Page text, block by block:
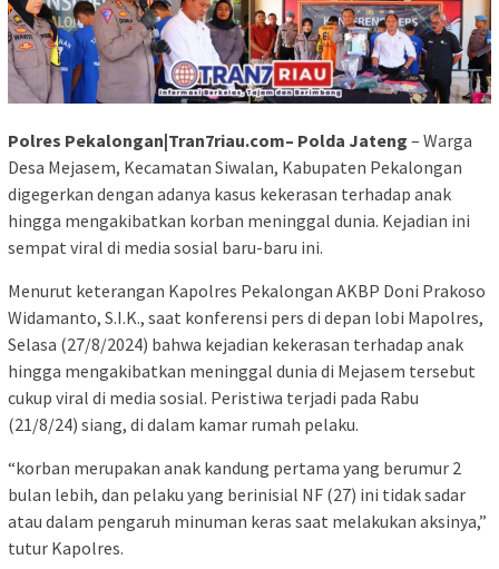
Polres Pekalongan|Tran7riau.com– Polda Jateng – Warga
Desa Mejasem, Kecamatan Siwalan, Kabupaten Pekalongan
digegerkan dengan adanya kasus kekerasan terhadap anak
hingga mengakibatkan korban meninggal dunia. Kejadian ini
sempat viral di media sosial baru-baru ini.
Menurut keterangan Kapolres Pekalongan AKBP Doni Prakoso
Widamanto, S.I.K., saat konferensi pers di depan lobi Mapolres,
Selasa (27/8/2024) bahwa kejadian kekerasan terhadap anak
hingga mengakibatkan meninggal dunia di Mejasem tersebut
cukup viral di media sosial. Peristiwa terjadi pada Rabu
(21/8/24) siang, di dalam kamar rumah pelaku.
“korban merupakan anak kandung pertama yang berumur 2
bulan lebih, dan pelaku yang berinisial NF (27) ini tidak sadar
atau dalam pengaruh minuman keras saat melakukan aksinya,”
tutur Kapolres.